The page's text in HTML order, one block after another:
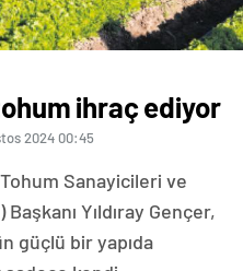
ihraç ediyor
2024 00:45
Tohum Sanayicileri ve
Yıldıray Gençer,
güçlü bir yapıda